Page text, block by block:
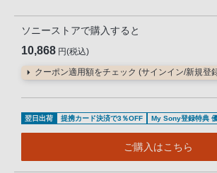
ソニーストアで購入すると
10,868 円(税込)
クーポン適用額をチェック (サインイン/新規登
翌日出荷 提携カード決済で3％OFF My Sony登録特典
ご購入はこちら